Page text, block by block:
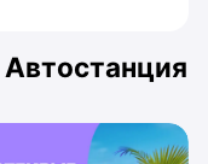
Автостанция